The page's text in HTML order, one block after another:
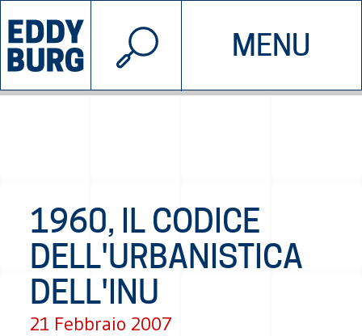
MENU
INIZIATIVE CHI SIAMO
© 2026 EDDYBURG
1960, IL CODICE
DELL'URBANISTICA
DELL'INU
21 Febbraio 2007